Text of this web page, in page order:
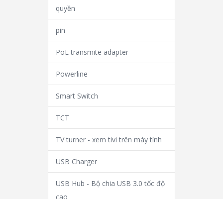
quyền
pin
PoE transmite adapter
Powerline
Smart Switch
TCT
TV turner - xem tivi trên máy tính
USB Charger
USB Hub - Bộ chia USB 3.0 tốc độ
cao